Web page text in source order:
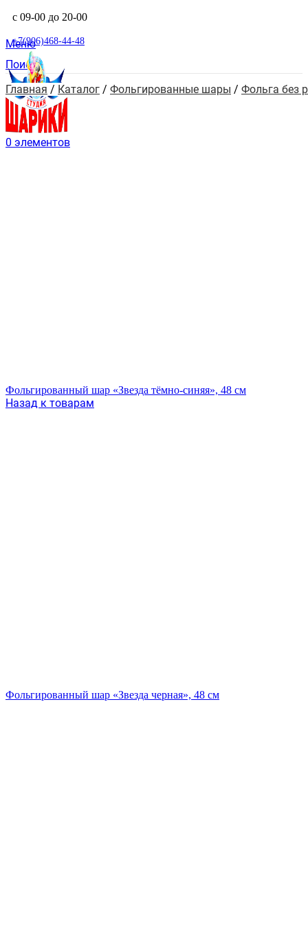
с 09-00 до 20-00
+7(906)468-44-48
Поиск
Меню
0 элементов
Главная / Каталог / Фольгированные шары / Фольга без
Фольгированный шар «Звезда тёмно-синяя», 48 см
Назад к товарам
Фольгированный шар «Звезда черная», 48 см